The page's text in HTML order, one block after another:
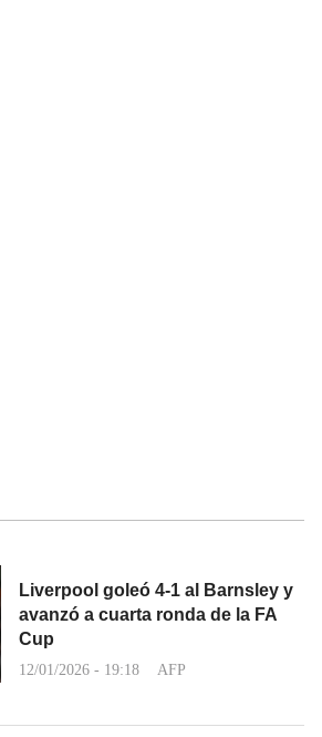
Liverpool goleó 4-1 al Barnsley y
avanzó a cuarta ronda de la FA
Cup
12/01/2026 - 19:18 AFP